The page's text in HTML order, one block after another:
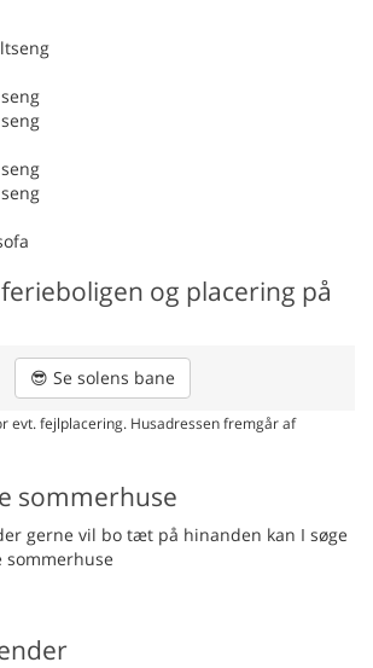
og placering på
😎 Se solens bane
evt. fejlplacering. Husadressen fremgår af
sommerhuse
gerne vil bo tæt på hinanden kan I søge